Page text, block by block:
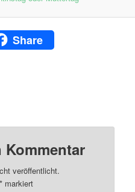
Share
Kommentar
veröffentlicht.
* markiert